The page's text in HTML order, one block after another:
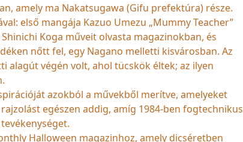
amely ma Nakatsugawa (Gifu prefektúra) része.
első mangája Kazuo Umezu „Mummy Teacher”
Koga műveit olvasta magazinokban, és
nőtt fel, egy Nagano melletti kisvárosban. Az
alagút végén volt, ahol tücskök éltek; az ilyen
azokból a művekből merítve, amelyeket
egészen addig, amíg 1984-ben fogtechnikus
Halloween magazinhoz, amely dicséretben